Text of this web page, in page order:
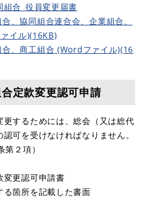
合_役員変更届書
、協同組合連合会、企業組合、
イル)(16KB)
、商工組合 (Wordファイル)(16
定款変更認可申請
するためには、総会（又は総代
可を受けなければなりません。
２項）
変更認可申請書
る箇所を記載した書面